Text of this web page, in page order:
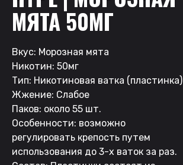
МЯТА 50МГ
Вкус: Морозная мята
Никотин: 50мг
Тип: Никотиновая ватка (пластинка)
Жжение: Слабое
Паков: около 55 шт.
Особенности: возможно
регулировать крепость путем
использования до 3-х ваток за раз.